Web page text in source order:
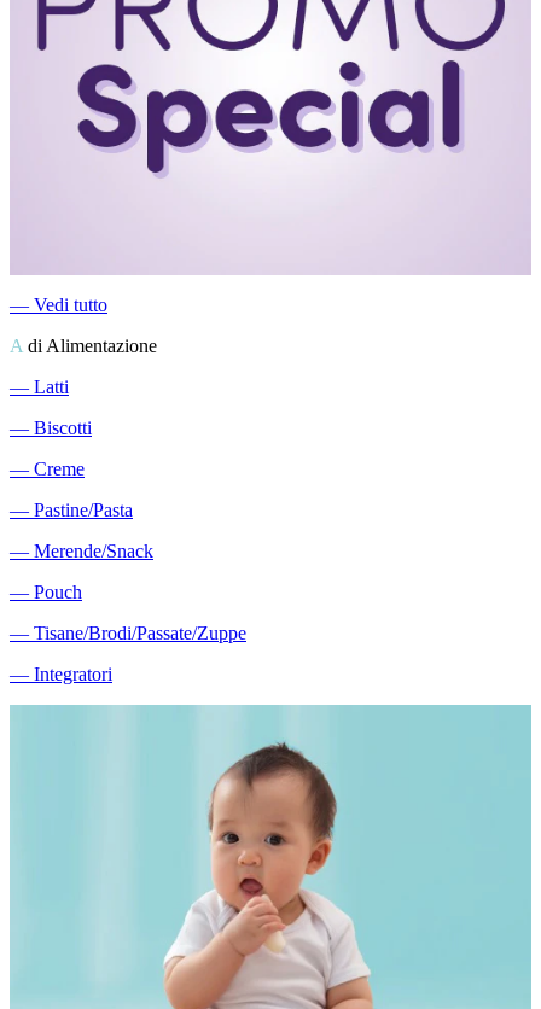
― Vedi tutto
A di Alimentazione
― Latti
― Biscotti
― Creme
― Pastine/Pasta
― Merende/Snack
― Pouch
― Tisane/Brodi/Passate/Zuppe
― Integratori